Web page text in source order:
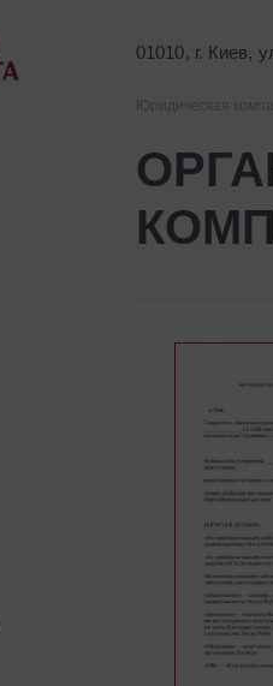
01010, г. Киев,